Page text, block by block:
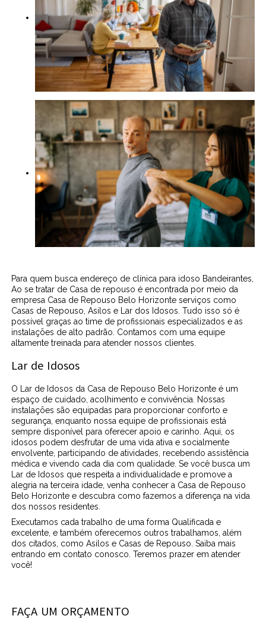
Para quem busca endereço de clínica para idoso Bandeirantes,
Ao se tratar de Casa de repouso é encontrada por meio da
empresa Casa de Repouso Belo Horizonte serviços como
Casas de Repouso, Asilos e Lar dos Idosos. Tudo isso só é
possível graças ao time de profissionais especializados e as
instalações de alto padrão. Contamos com uma equipe
altamente treinada para atender nossos clientes.
Lar de Idosos
O Lar de Idosos da Casa de Repouso Belo Horizonte é um
espaço de cuidado, acolhimento e convivência. Nossas
instalações são equipadas para proporcionar conforto e
segurança, enquanto nossa equipe de profissionais está
sempre disponível para oferecer apoio e carinho. Aqui, os
idosos podem desfrutar de uma vida ativa e socialmente
envolvente, participando de atividades, recebendo assistência
médica e vivendo cada dia com qualidade. Se você busca um
Lar de Idosos que respeita a individualidade e promove a
alegria na terceira idade, venha conhecer a Casa de Repouso
Belo Horizonte e descubra como fazemos a diferença na vida
dos nossos residentes.
Executamos cada trabalho de uma forma Qualificada e
excelente, e também oferecemos outros trabalhamos, além
dos citados, como Asilos e Casas de Repouso. Saiba mais
entrando em contato conosco. Teremos prazer em atender
você!
FAÇA UM ORÇAMENTO